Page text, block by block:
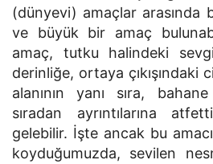
(dünyevi) amaçlar arasında
ve büyük bir amaç
amaç, tutku halindeki
derinliğe, ortaya
alanının yanı sıra,
sıradan ayrıntılarına
gelebilir. İşte ancak bu
koyduğumuzda, sevilen